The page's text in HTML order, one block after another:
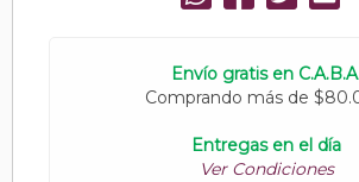
Envío gratis en
Comprando más de
Entregas en el día
Ver Condiciones